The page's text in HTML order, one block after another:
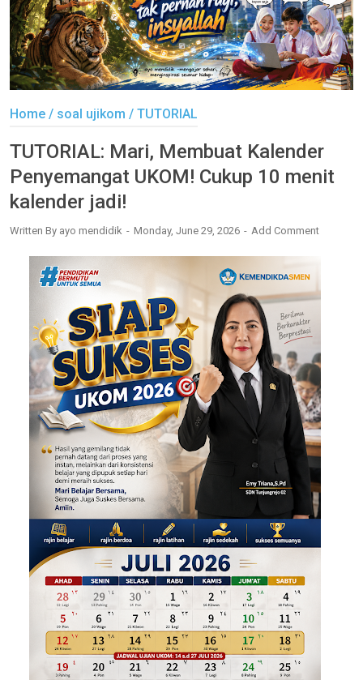
Home / soal ujikom / TUTORIAL
TUTORIAL: Mari, Membuat Kalender
Penyemangat UKOM! Cukup 10 menit
kalender jadi!
Written By ayo mendidik Monday, June 29, 2026 Add Comment